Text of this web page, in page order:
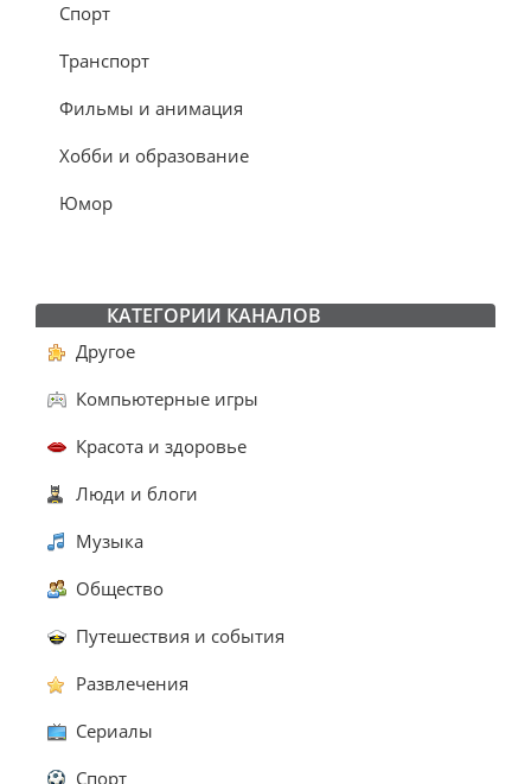
Спорт
Транспорт
Фильмы и анимация
Хобби и образование
Юмор
КАТЕГОРИИ КАНАЛОВ
Другое
Компьютерные игры
Красота и здоровье
Люди и блоги
Музыка
Общество
Путешествия и события
Развлечения
Сериалы
Спорт